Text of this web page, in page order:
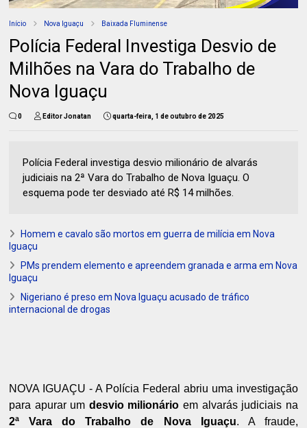
Início Nova Iguaçu Baixada Fluminense
Polícia Federal Investiga Desvio de
Milhões na Vara do Trabalho de
Nova Iguaçu
0 Editor Jonatan quarta-feira, 1 de outubro de 2025
Polícia Federal investiga desvio milionário de alvarás
judiciais na 2ª Vara do Trabalho de Nova Iguaçu. O
esquema pode ter desviado até R$ 14 milhões.
Homem e cavalo são mortos em guerra de milícia em Nova
Iguaçu
PMs prendem elemento e apreendem granada e arma em Nova
Iguaçu
Nigeriano é preso em Nova Iguaçu acusado de tráfico
internacional de drogas
NOVA IGUAÇU - A Polícia Federal abriu uma investigação
para apurar um desvio milionário em alvarás judiciais na
2ª Vara do Trabalho de Nova Iguaçu. A fraude,